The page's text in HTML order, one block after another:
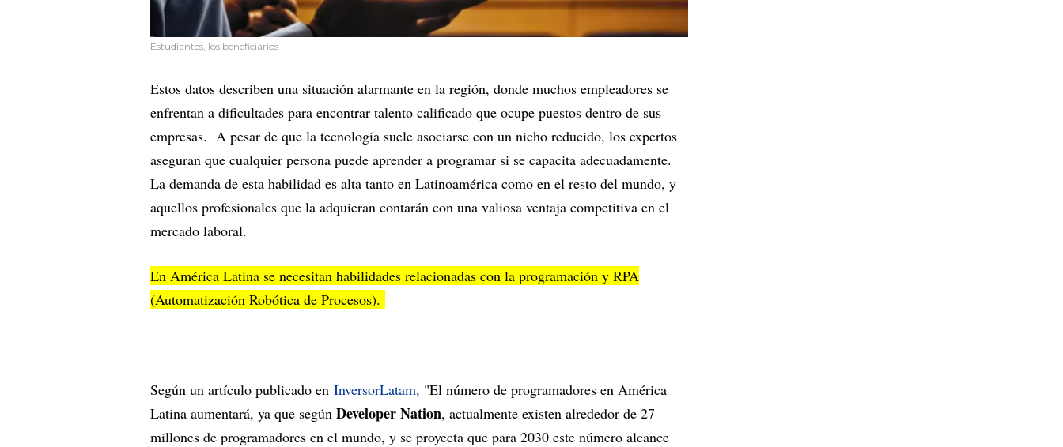
Estudiantes, los beneficiarios
Estos datos describen una situación alarmante en la región, donde muchos empleadores se
enfrentan a dificultades para encontrar talento calificado que ocupe puestos dentro de sus
empresas. A pesar de que la tecnología suele asociarse con un nicho reducido, los expertos
aseguran que cualquier persona puede aprender a programar si se capacita adecuadamente.
La demanda de esta habilidad es alta tanto en Latinoamérica como en el resto del mundo, y
aquellos profesionales que la adquieran contarán con una valiosa ventaja competitiva en el
mercado laboral.
En América Latina se necesitan habilidades relacionadas con la programación y RPA
(Automatización Robótica de Procesos).
Según un artículo publicado en InversorLatam, "El número de programadores en América
Latina aumentará, ya que según Developer Nation, actualmente existen alrededor de 27
millones de programadores en el mundo, y se proyecta que para 2030 este número alcance